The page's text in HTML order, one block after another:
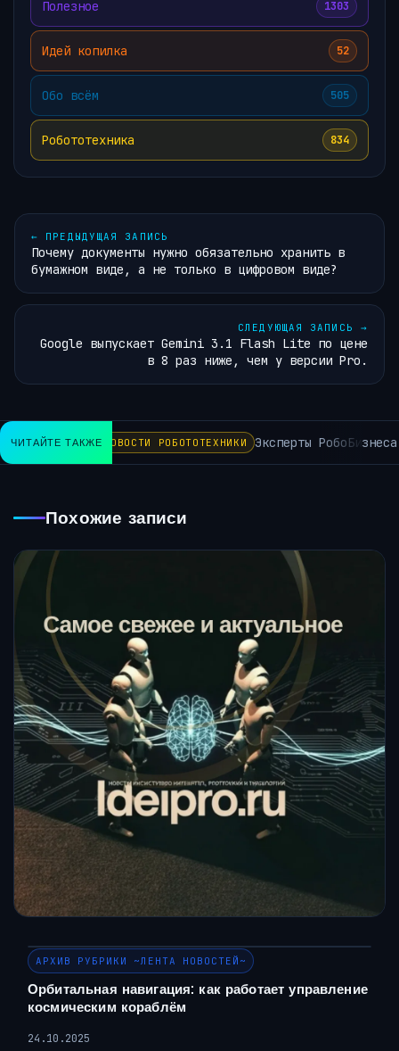
Полезное 1303
Идей копилка 52
Обо всём 505
Робототехника 834
← ПРЕДЫДУЩАЯ ЗАПИСЬ
Почему документы нужно обязательно хранить в
бумажном виде, а не только в цифровом виде?
СЛЕДУЮЩАЯ ЗАПИСЬ →
Google выпускает Gemini 3.1 Flash Lite по цене
в 8 раз ниже, чем у версии Pro.
ЧИТАЙТЕ ТАКЖЕНОВОСТИ РОБОТОТЕХНИКИ Эксперты РобоБизнеса
Похожие записи
АРХИВ РУБРИКИ ~ЛЕНТА НОВОСТЕЙ~
Орбитальная навигация: как работает управление
космическим кораблём
24.10.2025